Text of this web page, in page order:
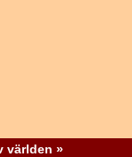
världen »